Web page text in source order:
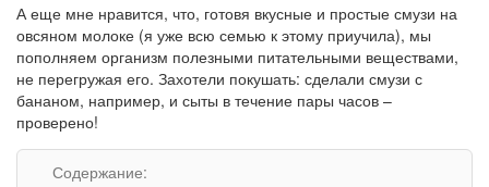
А еще мне нравится, что, готовя вкусные и простые смузи на
овсяном молоке (я уже всю семью к этому приучила), мы
пополняем организм полезными питательными веществами,
не перегружая его. Захотели покушать: сделали смузи с
бананом, например, и сыты в течение пары часов –
проверено!
Содержание: